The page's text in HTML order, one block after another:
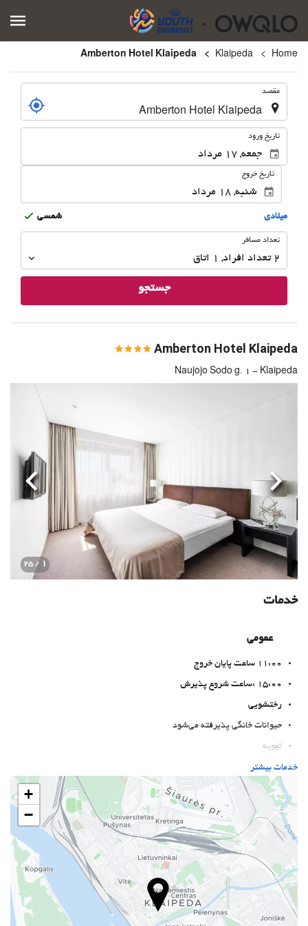
Home
Klaipeda
مقصد
تاریخ ورود
تاریخ خروج
ميلادى شمسى
تعداد
تعداد مسافر
2 تعداد افراد ,
1 اتاق
جستجو
Amberton Hotel Klaipeda
Naujojo Sodo g. 1 - Klaipeda
1
/ 25
قبلی بعدی
خدمات
عمومی
11:00 ساعت پایان خروج
15:00 :ساعت شروع پذیرش
رختشویی
حیوانات خانگی پذیرفته می‌شود
تهویه
سیستم گرمایشی
آسانسور
اتاق‌های غیرسیگاری‌ها
All Spaces Non-Smoking (public and private)
منطقه سیگار کشیدن
اتاقهای ضد صدا
غذا و نوشیدنی
خدمات بیشتر
+
−